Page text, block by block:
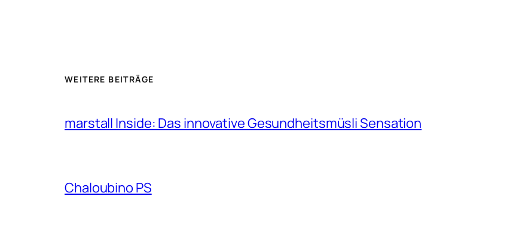
WEITERE BEITRÄGE
marstall Inside: Das innovative Gesundheitsmüsli Sensation
Chaloubino PS